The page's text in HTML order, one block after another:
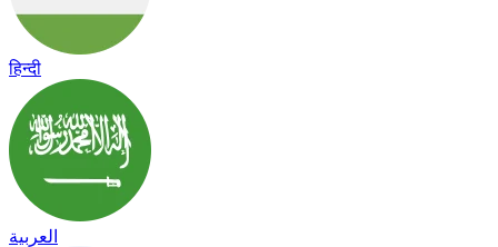
हिन्दी
العربية